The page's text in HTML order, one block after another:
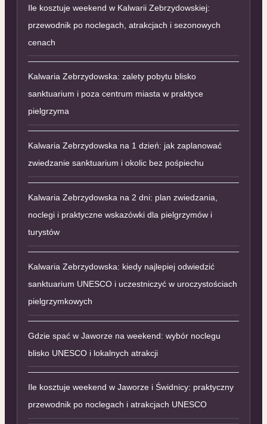
Ile kosztuje weekend w Kalwarii Zebrzydowskiej:
przewodnik po noclegach, atrakcjach i sezonowych
cenach
Kalwaria Zebrzydowska: zalety pobytu blisko
sanktuarium i poza centrum miasta w praktyce
pielgrzyma
Kalwaria Zebrzydowska na 1 dzień: jak zaplanować
zwiedzanie sanktuarium i okolic bez pośpiechu
Kalwaria Zebrzydowska na 2 dni: plan zwiedzania,
noclegi i praktyczne wskazówki dla pielgrzymów i
turystów
Kalwaria Zebrzydowska: kiedy najlepiej odwiedzić
sanktuarium UNESCO i uczestniczyć w uroczystościach
pielgrzymkowych
Gdzie spać w Jaworze na weekend: wybór noclegu
blisko UNESCO i lokalnych atrakcji
Ile kosztuje weekend w Jaworze i Świdnicy: praktyczny
przewodnik po noclegach i atrakcjach UNESCO